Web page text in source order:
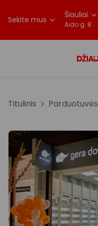
Sekite mus Šiauliai
Aido g. 8
Titulinis Parduotuvės